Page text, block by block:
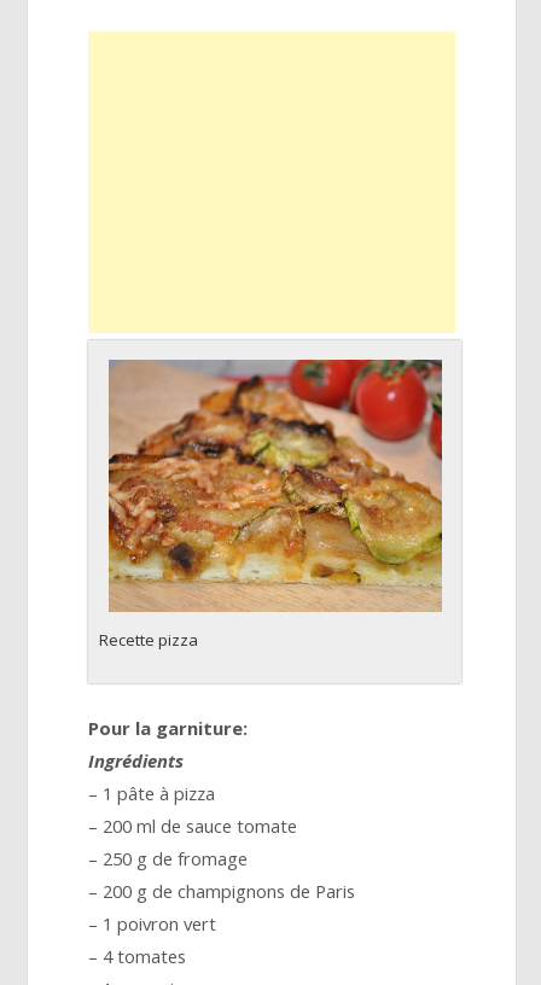
Recette pizza
Pour la garniture:
Ingrédients
– 1 pâte à pizza
– 200 ml de sauce tomate
– 250 g de fromage
– 200 g de champignons de Paris
– 1 poivron vert
– 4 tomates